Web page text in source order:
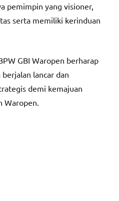
pemimpin yang visioner,
serta memiliki kerinduan
GBI Waropen berharap
lancar dan
demi kemajuan
Waropen.